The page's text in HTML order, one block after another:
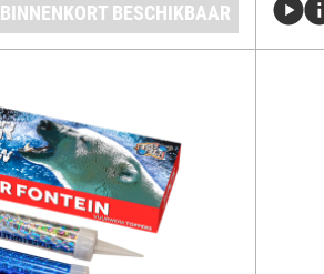
BINNENKORT BESCHIKBAAR